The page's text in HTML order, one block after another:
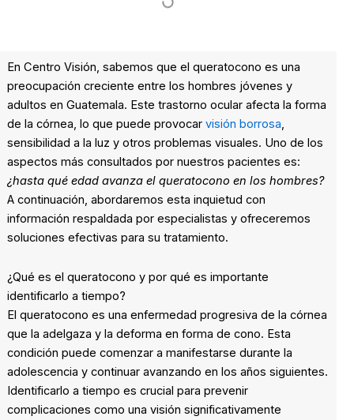
En Centro Visión, sabemos que el queratocono es una
preocupación creciente entre los hombres jóvenes y
adultos en Guatemala. Este trastorno ocular afecta la forma
de la córnea, lo que puede provocar visión borrosa,
sensibilidad a la luz y otros problemas visuales. Uno de los
aspectos más consultados por nuestros pacientes es:
¿hasta qué edad avanza el queratocono en los hombres?
A continuación, abordaremos esta inquietud con
información respaldada por especialistas y ofreceremos
soluciones efectivas para su tratamiento.
¿Qué es el queratocono y por qué es importante
identificarlo a tiempo?
El queratocono es una enfermedad progresiva de la córnea
que la adelgaza y la deforma en forma de cono. Esta
condición puede comenzar a manifestarse durante la
adolescencia y continuar avanzando en los años siguientes.
Identificarlo a tiempo es crucial para prevenir
complicaciones como una visión significativamente